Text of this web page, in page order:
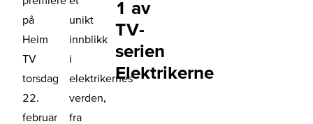
på
Heim
TV
torsdag
22.
februar
unikt
innblikk
i
elektrikernes
verden,
fra
1 av
TV-
serien
Elektrikerne